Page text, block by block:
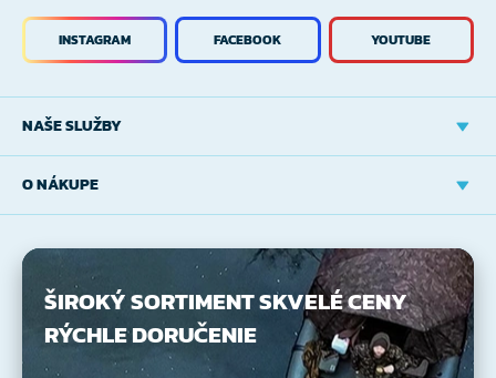
NAŠE SLUŽBY
O NÁKUPE
INSTAGRAM FACEBOOK YOUTUBE
ŠIROKÝ SORTIMENTSKVELÉ CENY
RÝCHLE DORUČENIE